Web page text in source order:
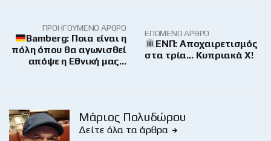
ΠΡΟΗΓΟΎΜΕΝΟ ΆΡΘΡΟ
Bamberg: Ποια είναι η
πόλη όπου θα αγωνισθεί
απόψε η Εθνική μας…
ΕΠΌΜΕΝΟ ΆΡΘΡΟ
ΕΝΠ: Αποχαιρετισμός
στα τρία… Κυπριακά Χ!
Μάριος Πολυδώρου
Δείτε όλα τα άρθρα